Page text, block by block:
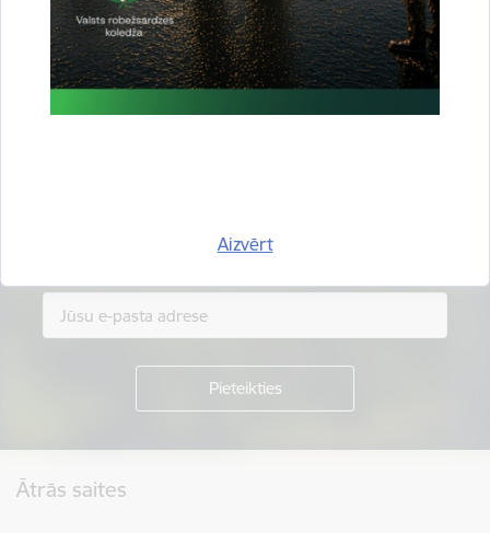
Aizvērt
Vai šī informācija bija noderīga?
Sniegt atsauksmi
Piesakies jaunumu saņemšanai savā e-pastā.
Ātrās saites